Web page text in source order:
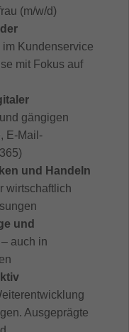
(m/w/d)
im Kundenservice
mit Fokus auf
und gängigen
E-Mail-
und Handeln
wirtschaftlich
und
– auch in
Ausgeprägte